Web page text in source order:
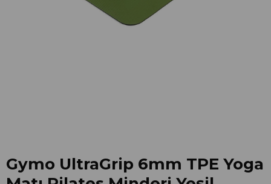
Gymo UltraGrip 6mm TPE Yoga